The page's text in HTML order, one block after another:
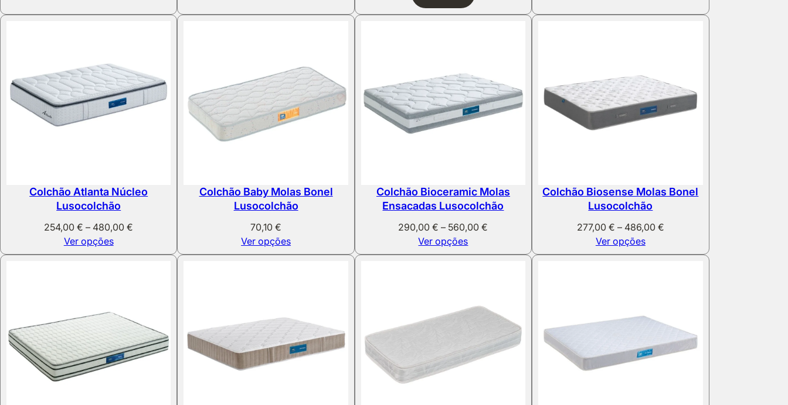
13,57 €
through
Colchão Atlanta Núcleo
Lusocolchão
254,00€ – 480,00€
254,00 €
Ver opções
Colchão Baby Molas Bonel
Lusocolchão
70,10€
Ver opções
Colchão Bioceramic Molas
Ensacadas Lusocolchão
290,00€ – 560,00€
290,00 €
Ver opções
Colchão Biosense Molas Bonel
Lusocolchão
277,00 € – 486,00 €Price
277,00 €
Ver opções